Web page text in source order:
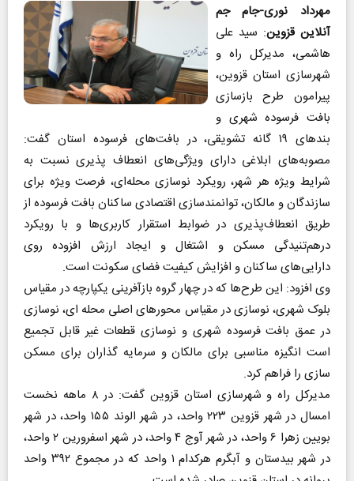
مهرداد نوری-جام جم
آنلاین قزوین: سید علی
هاشمی، مدیرکل راه و
شهرسازی استان قزوین،
پیرامون طرح بازسازی
بافت فرسوده شهری و
بند‌های ۱۹ گانه تشویقی، در بافت‌های فرسوده استان گفت:
مصوبه‌های ابلاغی دارای ویژگی‌های انعطاف پذیری نسبت به
شرایط ویژه هر شهر، رویکرد نوسازی محله‌ای، فرصت ویژه برای
سازندگان و مالکان، توانمندسازی اقتصادی ساکنان بافت فرسوده از
طریق انعطاف‌پذیری در ضوابط استقرار کاربری‌ها و با رویکرد
درهم‌تنیدگی مسکن و اشتغال و ایجاد ارزش افزوده روی
دارایی‌های ساکنان و افزایش کیفیت فضای سکونت است.
وی افزود: این طرح‌ها که در چهار گروه بازآفرینی یکپارچه در مقیاس
بلوک شهری، نوسازی در مقیاس محور‌های اصلی محله ای، نوسازی
در عمق بافت فرسوده شهری و نوسازی قطعات غیر قابل تجمیع
است انگیزه مناسبی برای مالکان و سرمایه گذاران برای مسکن
سازی را فراهم کرد.
مدیرکل راه و شهرسازی استان قزوین گفت: در ۸ ماهه نخست
امسال‌ در شهر قزوین ۲۲۳ واحد، در شهر الوند ۱۵۵ واحد، در شهر
بویین زهرا ۶ واحد، در شهر آوج ۴ واحد، در شهر اسفرورین ۲ واحد،
در شهر بیدستان و آبگرم هرکدام ۱ واحد که در مجموع ۳۹۲ واحد